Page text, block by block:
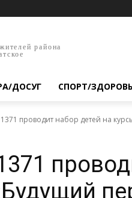
района
ДОСУГ СПОРТ/
проводит набор детей на